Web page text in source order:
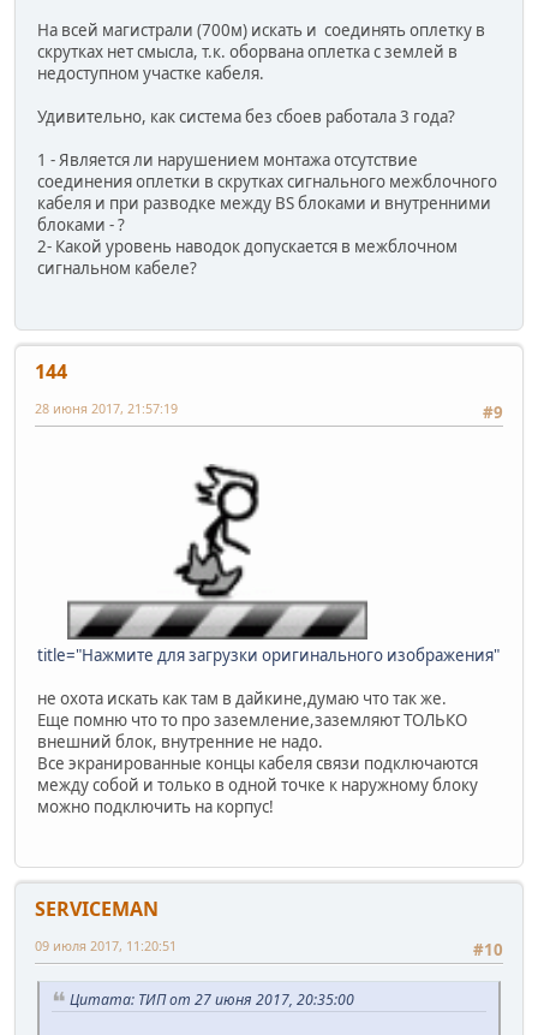
На всей магистрали (700м) искать и соединять оплетку в
скрутках нет смысла, т.к. оборвана оплетка с землей в
недоступном участке кабеля.
Удивительно, как система без сбоев работала 3 года?
1 - Является ли нарушением монтажа отсутствие
соединения оплетки в скрутках сигнального межблочного
кабеля и при разводке между BS блоками и внутренними
блоками - ?
2- Какой уровень наводок допускается в межблочном
сигнальном кабеле?
144
#9
28 июня 2017, 21:57:19
title="Нажмите для загрузки оригинального изображения"
не охота искать как там в дайкине,думаю что так же.
Еще помню что то про заземление,заземляют ТОЛЬКО
внешний блок, внутренние не надо.
Все экранированные концы кабеля связи подключаются
между собой и только в одной точке к наружному блоку
можно подключить на корпус!
SERVICEMAN
#10
09 июля 2017, 11:20:51
Цитата: ТИП от 27 июня 2017, 20:35:00